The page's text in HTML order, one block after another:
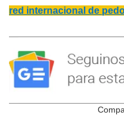
red internacional de